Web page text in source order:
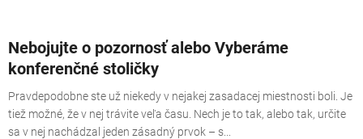
Nebojujte o pozornosť alebo Vyberáme
konferenčné stoličky
Pravdepodobne ste už niekedy v nejakej zasadacej miestnosti boli. Je
tiež možné, že v nej trávite veľa času. Nech je to tak, alebo tak, určite
sa v nej nachádzal jeden zásadný prvok – s...